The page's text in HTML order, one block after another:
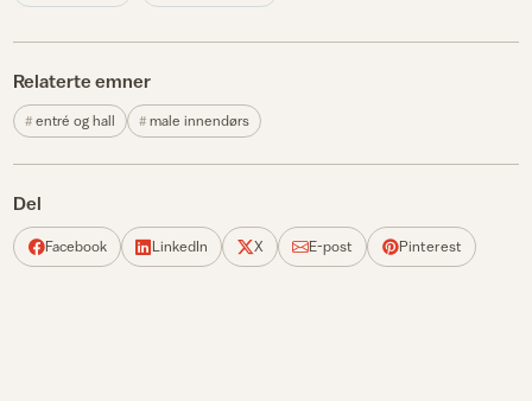
Relaterte emner
entré og hall male innendørs
Del
Facebook LinkedIn X E-post Pinterest